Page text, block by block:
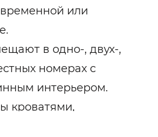
или
в одно-, двух-,
номерах с
интерьером.
кроватями,
украшены шторами